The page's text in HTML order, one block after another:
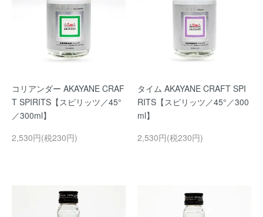
コリアンダー AKAYANE CRAF
T SPIRITS【スピリッツ／45°
／300ml】
2,530円(税230円)
タイム AKAYANE CRAFT SPI
RITS【スピリッツ／45°／300
ml】
2,530円(税230円)